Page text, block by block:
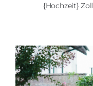
{Hochzeit}